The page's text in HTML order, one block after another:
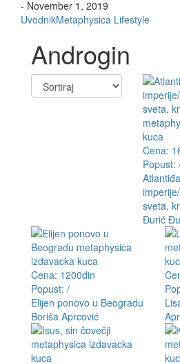
- November 1, 2019
UvodnikMetaphysica Lifestyle
Androgin
Cena:
Popust:
sveta,
Đurić
Cena: 1200din
Popust: /
Elijen ponovo u Beogradu
Boriša Aprcović